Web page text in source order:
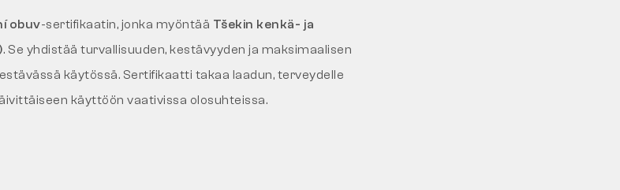
obuv-sertifikaatin, jonka myöntää Tšekin kenkä- ja
. Se yhdistää turvallisuuden, kestävyyden ja maksimaalisen
käytössä. Sertifikaatti takaa laadun, terveydelle
käyttöön vaativissa olosuhteissa.